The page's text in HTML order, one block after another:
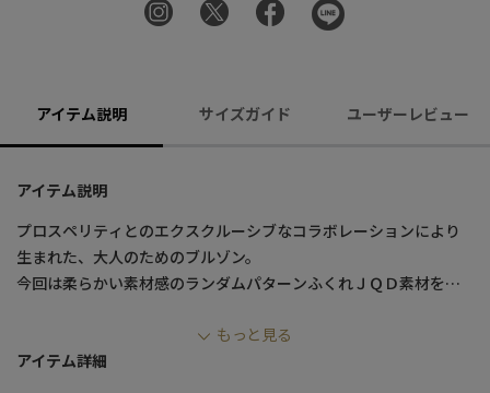
アイテム説明 サイズガイド ユーザーレビュー
アイテム説明
プロスペリティとのエクスクルーシブなコラボレーションにより
生まれた、大人のためのブルゾン。
今回は柔らかい素材感のランダムパターンふくれＪＱＤ素材を使
【素材】
もっと見る
アイテム詳細